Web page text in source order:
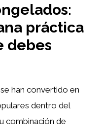
práctica
debes
se han convertido en
dentro del
combinación de